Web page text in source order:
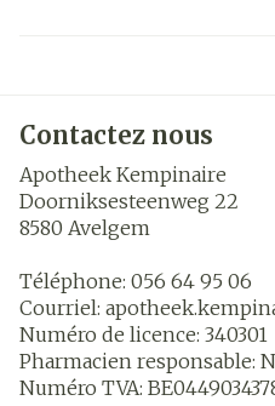
Contactez nous
Apotheek Kempinaire
Doorniksesteenweg 22
8580 Avelgem
Téléphone: 056 64 95 06
Courriel:
Numéro de licence: 340301
Pharmacien responsable:
Numéro TVA: